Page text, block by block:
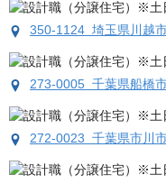
350-1124 埼玉県川越
273-0005 千葉県船橋
272-0023 千葉県市川